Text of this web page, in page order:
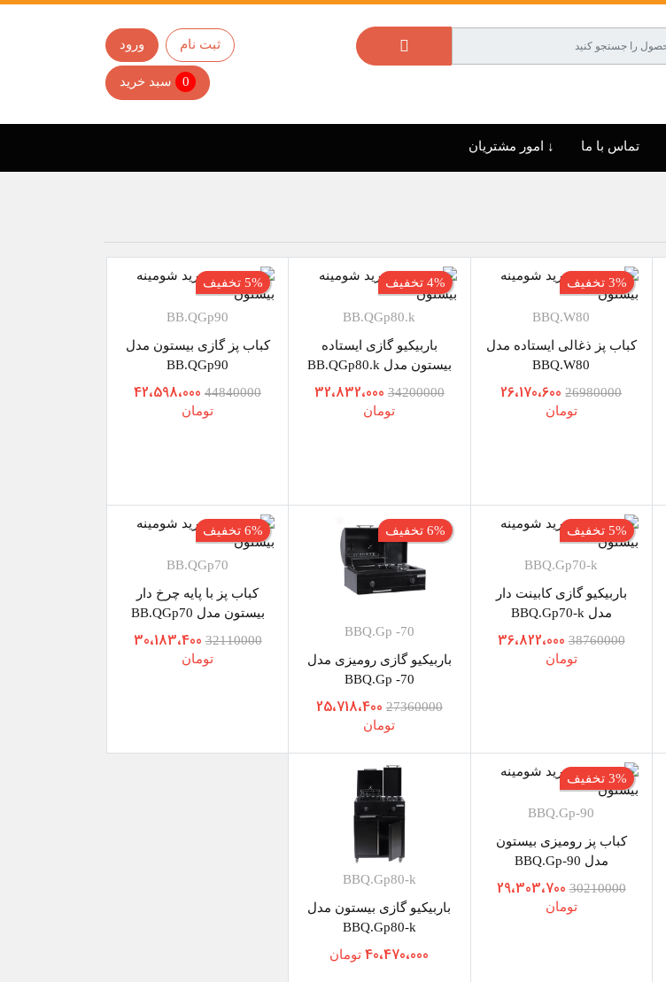
ورود ثبت نام
0 سبد خرید
تماس با ما ↓ امور مشتریان
3% تخفیف
BBQ.W80
کباب پز ذغالی ایستاده مدل
BBQ.W80
26980000 26،170،600
تومان
4% تخفیف
BB.QGp80.k
باربیکیو گازی ایستاده
بیستون مدل BB.QGp80.k
34200000 32،832،000
تومان
5% تخفیف
BB.QGp90
کباب پز گازی بیستون مدل
BB.QGp90
44840000 42،598،000
تومان
5% تخفیف
BBQ.Gp70-k
باربیکیو گازی کابینت دار
مدل BBQ.Gp70-k
38760000 36،822،000
تومان
6% تخفیف
BBQ.Gp -70
باربیکیو گازی رومیزی مدل
BBQ.Gp -70
27360000 25،718،400
تومان
6% تخفیف
BB.QGp70
کباب پز با پایه چرخ دار
بیستون مدل BB.QGp70
32110000 30،183،400
تومان
3% تخفیف
BBQ.Gp-90
کباب پز رومیزی بیستون
مدل BBQ.Gp-90
30210000 29،303،700
تومان
BBQ.Gp80-k
باربیکیو گازی بیستون مدل
BBQ.Gp80-k
40،470،000تومان